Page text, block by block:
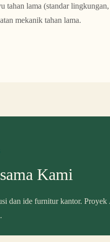
tahan lama (standar
mekanik tahan lama.
Kami
dan ide furnitur kantor. Proyek